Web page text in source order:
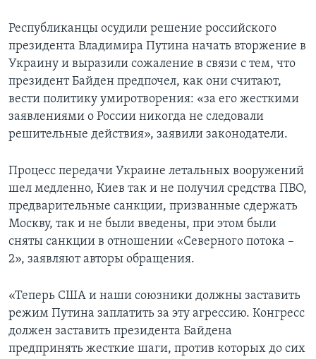
Республиканцы осудили решение российского
президента Владимира Путина начать вторжение в
Украину и выразили сожаление в связи с тем, что
президент Байден предпочел, как они считают,
вести политику умиротворения: «за его жесткими
заявлениями о России никогда не следовали
решительные действия», заявили законодатели.
Процесс передачи Украине летальных вооружений
шел медленно, Киев так и не получил средства ПВО,
предварительные санкции, призванные сдержать
Москву, так и не были введены, при этом были
сняты санкции в отношении «Северного потока –
2», заявляют авторы обращения.
«Теперь США и наши союзники должны заставить
режим Путина заплатить за эту агрессию. Конгресс
должен заставить президента Байдена
предпринять жесткие шаги, против которых до сих